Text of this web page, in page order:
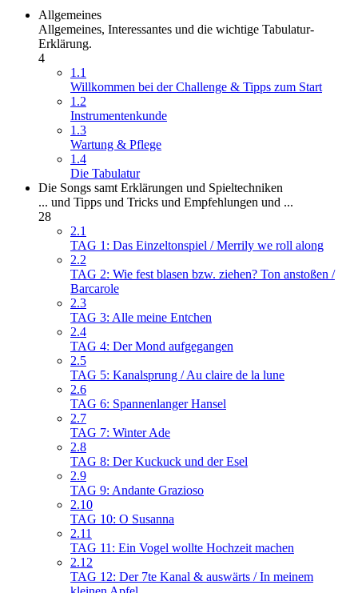
Allgemeines
Allgemeines, Interessantes und die wichtige Tabulatur-
Erklärung.
4
1.1
Willkommen bei der Challenge & Tipps zum Start
1.2
Instrumentenkunde
1.3
Wartung & Pflege
1.4
Die Tabulatur
Die Songs samt Erklärungen und Spieltechniken
... und Tipps und Tricks und Empfehlungen und ...
28
2.1
TAG 1: Das Einzeltonspiel / Merrily we roll along
2.2
TAG 2: Wie fest blasen bzw. ziehen? Ton anstoßen /
Barcarole
2.3
TAG 3: Alle meine Entchen
2.4
TAG 4: Der Mond aufgegangen
2.5
TAG 5: Kanalsprung / Au claire de la lune
2.6
TAG 6: Spannenlanger Hansel
2.7
TAG 7: Winter Ade
2.8
TAG 8: Der Kuckuck und der Esel
2.9
TAG 9: Andante Grazioso
2.10
TAG 10: O Susanna
2.11
TAG 11: Ein Vogel wollte Hochzeit machen
2.12
TAG 12: Der 7te Kanal & auswärts / In meinem